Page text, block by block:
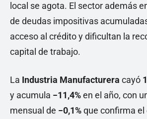
local se agota. El sector además
de deudas impositivas
acceso al crédito y dificultan la
capital de trabajo.
La Industria Manufacturera cayó
y acumula −11,4%en el año, con
mensual de −0,1%que confirma